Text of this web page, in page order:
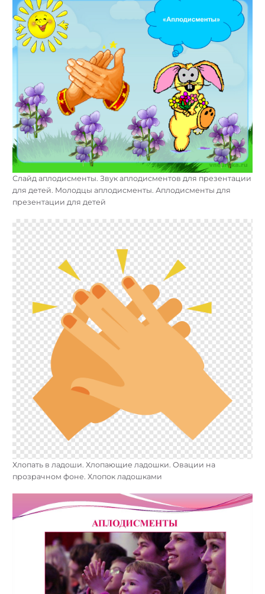
Слайд аплодисменты. Звук аплодисментов для презентации
для детей. Молодцы аплодисменты. Аплодисменты для
презентации для детей
Хлопать в ладоши. Хлопающие ладошки. Овации на
прозрачном фоне. Хлопок ладошками